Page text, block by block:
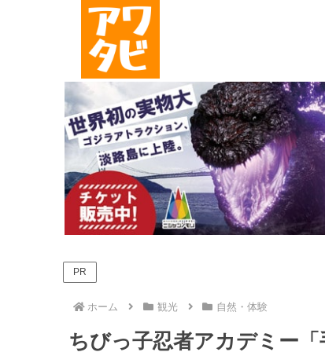
PR
ホーム 観光 自然・体験
ちびっ子忍者アカデミー